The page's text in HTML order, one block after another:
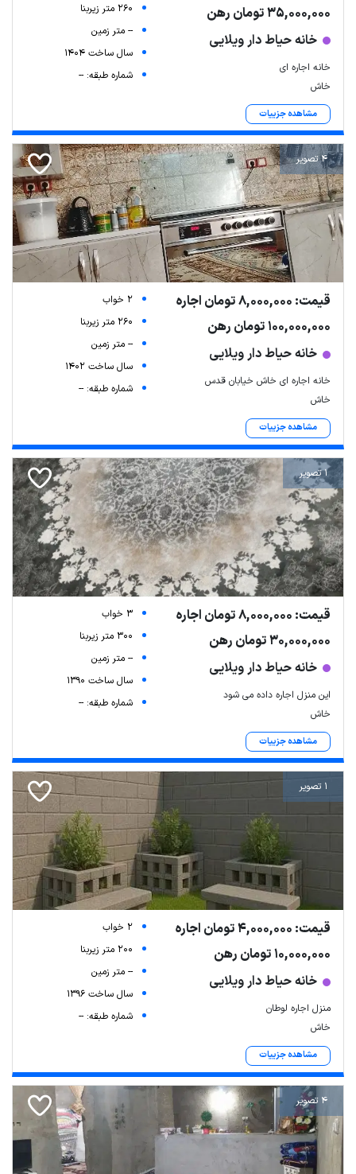
35,000,000 تومان رهن
خانه حیاط دار ویلایی
خانه اجاره ای
خاش
مشاهده جزییات
260 متر زیربنا
-- متر زمین
سال ساخت 1404
شماره طبقه: --
4 تصویر
قیمت: 8,000,000 تومان اجاره
100,000,000 تومان رهن
خانه حیاط دار ویلایی
خانه اجاره ای خاش خیابان قدس
خاش
مشاهده جزییات
2 خواب
260 متر زیربنا
-- متر زمین
سال ساخت 1402
شماره طبقه: --
1 تصویر
قیمت: 8,000,000 تومان اجاره
30,000,000 تومان رهن
خانه حیاط دار ویلایی
این منزل اجاره داده می شود
خاش
مشاهده جزییات
3 خواب
300 متر زیربنا
-- متر زمین
سال ساخت 1390
شماره طبقه: --
1 تصویر
قیمت: 4,000,000 تومان اجاره
10,000,000 تومان رهن
خانه حیاط دار ویلایی
منزل اجاره لوطان
خاش
مشاهده جزییات
2 خواب
200 متر زیربنا
-- متر زمین
سال ساخت 1396
شماره طبقه: --
4 تصویر